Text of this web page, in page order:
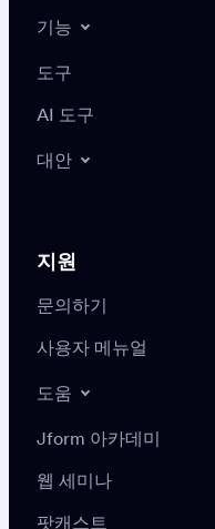
기능
도구
AI 도구
대안
지원
문의하기
사용자 메뉴얼
도움
Jform 아카데미
웹 세미나
팟캐스트